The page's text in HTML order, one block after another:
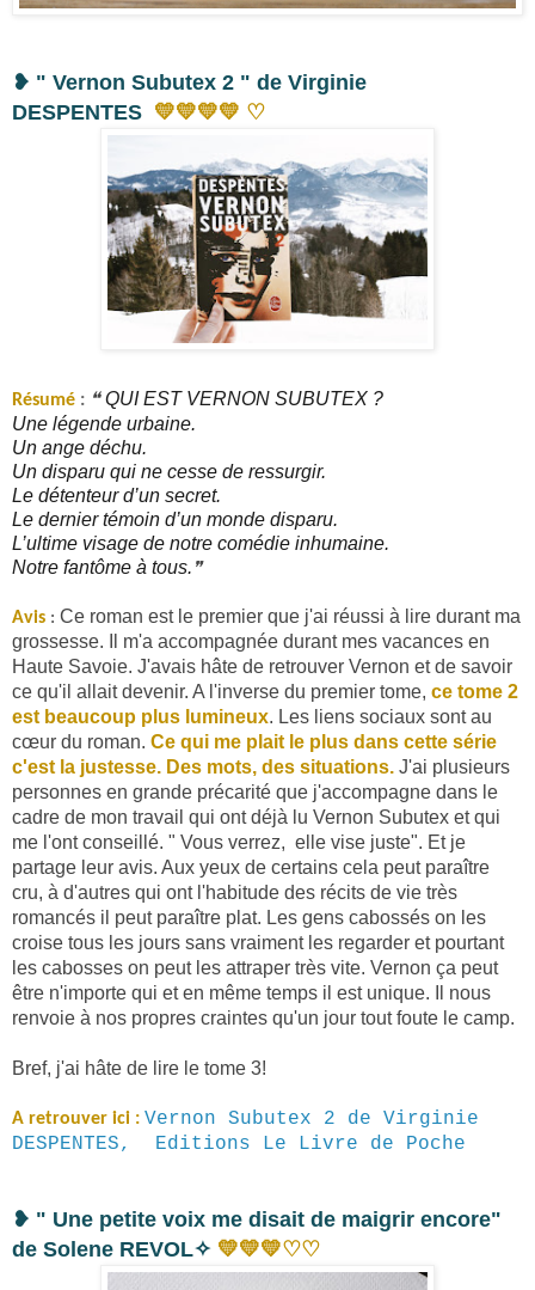
❥ " Vernon Subutex 2 " de Virginie
DESPENTES 💛💛💛💛 ♡
Résumé : ❝QUI EST VERNON SUBUTEX ?
Une légende urbaine.
Un ange déchu.
Un disparu qui ne cesse de ressurgir.
Le détenteur d’un secret.
Le dernier témoin d’un monde disparu.
L’ultime visage de notre comédie inhumaine.
Notre fantôme à tous. ❞
Avis : Ce roman est le premier que j'ai réussi à lire durant ma
grossesse. Il m'a accompagnée durant mes vacances en
Haute Savoie. J'avais hâte de retrouver Vernon et de savoir
ce qu'il allait devenir. A l'inverse du premier tome, ce tome 2
est beaucoup plus lumineux. Les liens sociaux sont au
cœur du roman. Ce qui me plait le plus dans cette série
c'est la justesse. Des mots, des situations. J'ai plusieurs
personnes en grande précarité que j'accompagne dans le
cadre de mon travail qui ont déjà lu Vernon Subutex et qui
me l'ont conseillé. " Vous verrez, elle vise juste". Et je
partage leur avis. Aux yeux de certains cela peut paraître
cru, à d'autres qui ont l'habitude des récits de vie très
romancés il peut paraître plat. Les gens cabossés on les
croise tous les jours sans vraiment les regarder et pourtant
les cabosses on peut les attraper très vite. Vernon ça peut
être n'importe qui et en même temps il est unique. Il nous
renvoie à nos propres craintes qu'un jour tout foute le camp.
Bref, j'ai hâte de lire le tome 3!
A retrouver ici : Vernon Subutex 2 de Virginie
DESPENTES, Editions Le Livre de Poche
❥ " Une petite voix me disait de maigrir encore"
de Solene REVOL✧ 💛💛💛♡♡